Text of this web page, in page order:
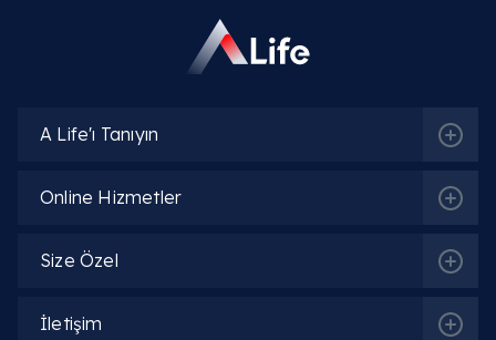
A Life'ı Tanıyın
Online Hizmetler
Size Özel
İletişim